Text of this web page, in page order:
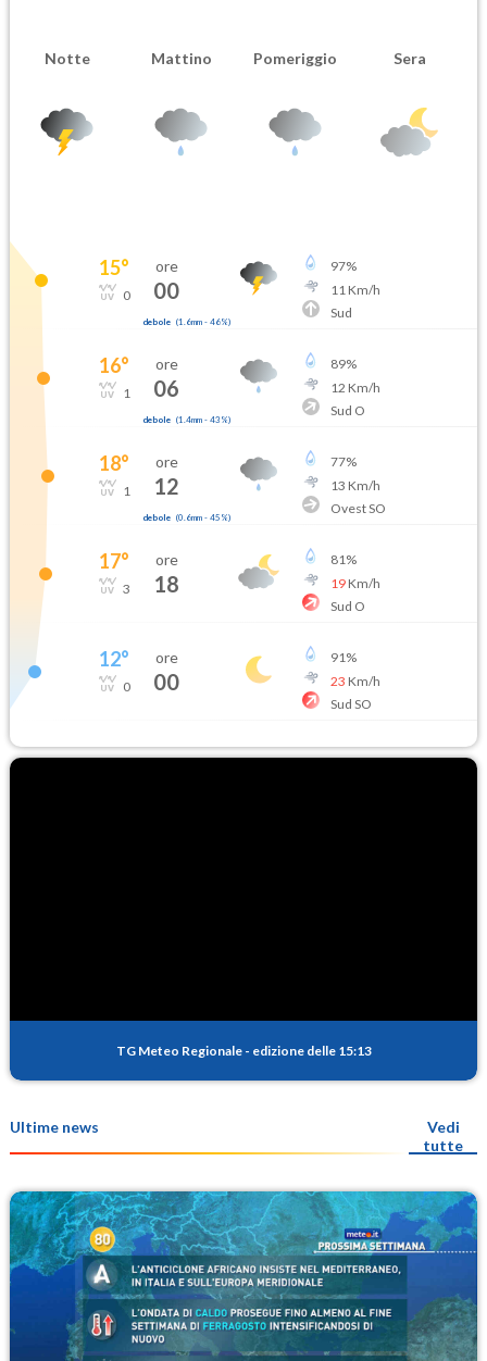
Notte Mattino Pomeriggio Sera
15°
0
ore
00
debole (1.6mm- 46%)
97%
11 Km/h
Sud
16°
1
ore
06
debole (1.4mm- 43 %)
89%
12 Km/h
Sud O
18°
1
ore
12
debole (0.6mm- 45 %)
77%
13 Km/h
Ovest SO
17°
3
ore
18
81%
19Km/h
Sud O
12°
0
ore
00
91%
23 Km/h
Sud SO
TG Meteo Regionale - edizione delle 15:13
Ultime news
Vedi
tutte